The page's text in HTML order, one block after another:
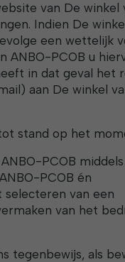
van De winkel
Indien De
een wettelijk
ANBO-PCOB u
in dat geval het
aan De winkel
stand op het
PCOB
PCOB én
van een
van het
tegenbewijs, als